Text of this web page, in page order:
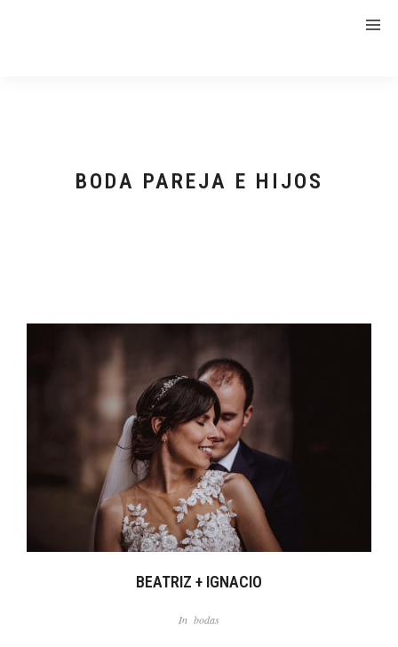
BODA PAREJA E HIJOS
BEATRIZ + IGNACIO
In bodas